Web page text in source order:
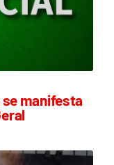
manifesta